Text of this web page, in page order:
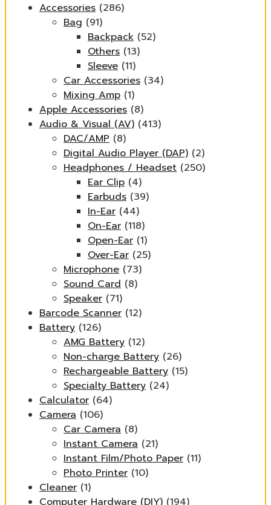
Accessories (286)
Bag (91)
Backpack (52)
Others (13)
Sleeve (11)
Car Accessories (34)
Mixing Amp (1)
Apple Accessories (8)
Audio & Visual (AV) (413)
DAC/AMP (8)
Digital Audio Player (DAP) (2)
Headphones / Headset (250)
Ear Clip (4)
Earbuds (39)
In-Ear (44)
On-Ear (118)
Open-Ear (1)
Over-Ear (25)
Microphone (73)
Sound Card (8)
Speaker (71)
Barcode Scanner (12)
Battery (126)
AMG Battery (12)
Non-charge Battery (26)
Rechargeable Battery (15)
Specialty Battery (24)
Calculator (64)
Camera (106)
Car Camera (8)
Instant Camera (21)
Instant Film/Photo Paper (11)
Photo Printer (10)
Cleaner (1)
Computer Hardware (DIY) (194)